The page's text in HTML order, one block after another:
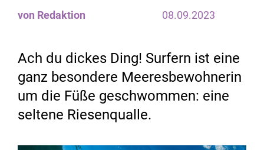
von Redaktion 08.09.2023
Ach du dickes Ding! Surfern ist eine
ganz besondere Meeresbewohnerin
um die Füße geschwommen: eine
seltene Riesenqualle.